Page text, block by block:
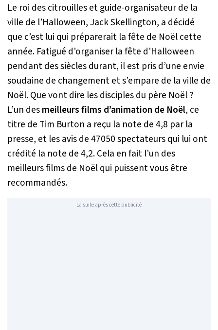
Le roi des citrouilles et guide-organisateur de la
ville de l’Halloween, Jack Skellington, a décidé
que c’est lui qui préparerait la fête de Noël cette
année. Fatigué d’organiser la fête d’Halloween
pendant des siècles durant, il est pris d’une envie
soudaine de changement et s’empare de la ville de
Noël. Que vont dire les disciples du père Noël ?
L’un desmeilleurs films d’animation de Noël, ce
titre de Tim Burton a reçu la note de 4,8 par la
presse, et les avis de 47050 spectateurs qui lui ont
crédité la note de 4,2. Cela en fait l’un des
meilleurs films de Noël qui puissent vous être
recommandés.
La suite après cette publicité